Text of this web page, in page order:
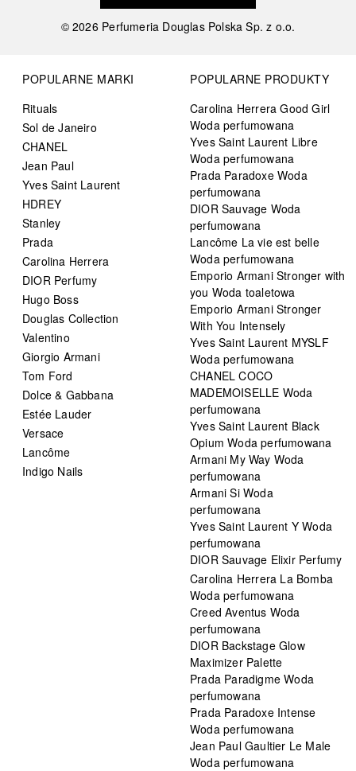
©2026 Perfumeria Douglas Polska Sp. z o.o.
POPULARNE MARKI
Rituals
Sol de Janeiro
CHANEL
Jean Paul
Yves Saint Laurent
HDREY
Stanley
Prada
Carolina Herrera
DIOR Perfumy
Hugo Boss
Douglas Collection
Valentino
Giorgio Armani
Tom Ford
Dolce & Gabbana
Estée Lauder
Versace
Lancôme
Indigo Nails
POPULARNE PRODUKTY
Carolina Herrera Good Girl
Woda perfumowana
Yves Saint Laurent Libre
Woda perfumowana
Prada Paradoxe Woda
perfumowana
DIOR Sauvage Woda
perfumowana
Lancôme La vie est belle
Woda perfumowana
Emporio Armani Stronger with
you Woda toaletowa
Emporio Armani Stronger
With You Intensely
Yves Saint Laurent MYSLF
Woda perfumowana
CHANEL COCO
MADEMOISELLE Woda
perfumowana
Yves Saint Laurent Black
Opium Woda perfumowana
Armani My Way Woda
perfumowana
Armani Si Woda
perfumowana
Yves Saint Laurent Y Woda
perfumowana
DIOR Sauvage Elixir Perfumy
Carolina Herrera La Bomba
Woda perfumowana
Creed Aventus Woda
perfumowana
DIOR Backstage Glow
Maximizer Palette
Prada Paradigme Woda
perfumowana
Prada Paradoxe Intense
Woda perfumowana
Jean Paul Gaultier Le Male
Woda perfumowana